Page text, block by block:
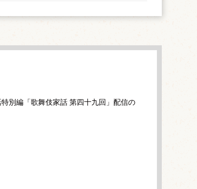
別編「歌舞伎家話 第四十九回」配信の